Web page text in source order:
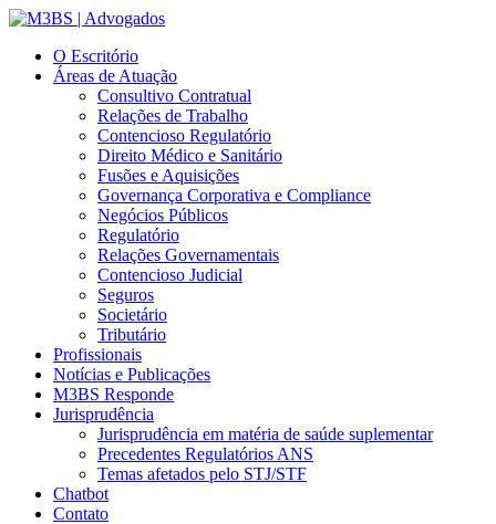
O Escritório
Áreas de Atuação
Consultivo Contratual
Relações de Trabalho
Contencioso Regulatório
Direito Médico e Sanitário
Fusões e Aquisições
Governança Corporativa e Compliance
Negócios Públicos
Regulatório
Relações Governamentais
Contencioso Judicial
Seguros
Societário
Tributário
Profissionais
Notícias e Publicações
M3BS Responde
Jurisprudência
Jurisprudência em matéria de saúde suplementar
Precedentes Regulatórios ANS
Temas afetados pelo STJ/STF
Chatbot
Contato